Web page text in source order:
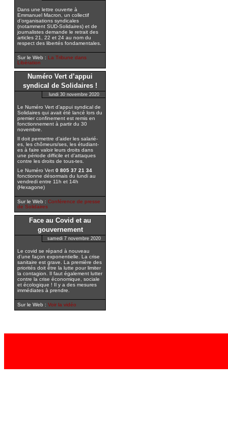
Dans une lettre ouverte à
Emmanuel Macron, un collectif
d’organisations syndicales
(notamment SUD-Solidaires) et de
journalistes demande le retrait des
articles 21, 22 et 24 au nom du
respect des libertés fondamentales.
Sur le Web : La Tribune dans
Libération
Numéro Vert d’appui
syndical de Solidaires !
lundi 30 novembre 2020
Le Numéro Vert d’appui syndical de
Solidaires qui avait été lancé lors du
premier confinement est remis en
fonctionnement à partir du 30
novembre.
Il doit permettre d’aider les salarié-
es, les chômeurs/ses, les étudiant-
es à faire valoir leurs droits dans
une période difficile et d’attaques
contre les droits de tous-tes.
Le Numéro Vert 0 805 37 21 34
fonctionne désormais du lundi au
vendredi entre 11h et 14h
(Hexagone)
Sur le Web : Conférence de presse
de Solidaires
Face au Covid et au
gouvernement
samedi 7 novembre 2020
Le covid se répand à nouveau
d’une façon exponentielle. La crise
sanitaire est grave. La première des
priorités doit être la lutte pour limiter
la contagion. Il faut également lutter
contre la crise économique, sociale
et écologique ! Il y a des mesures
immédiates à prendre.
Sur le Web : Voir la vidéo